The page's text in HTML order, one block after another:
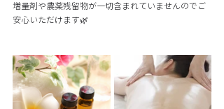
増量剤や農薬残留物が一切含まれていませんのでご
安心いただけます🌿